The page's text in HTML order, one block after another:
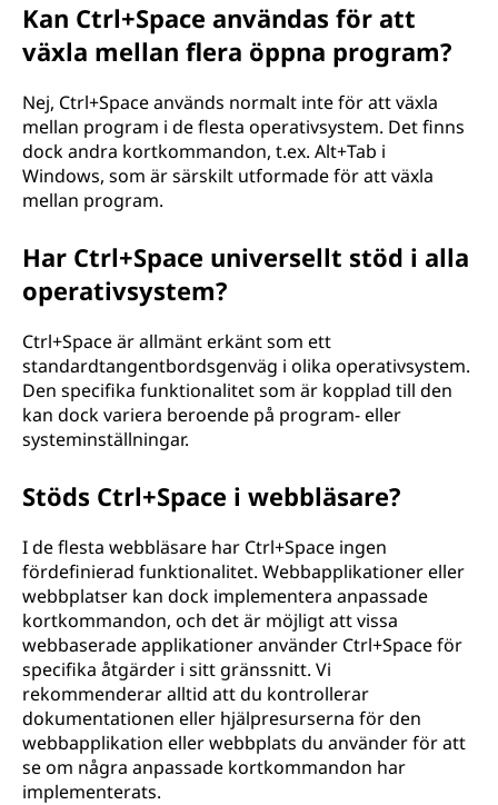
Kan Ctrl+Space användas för att
växla mellan flera öppna program?
Nej, Ctrl+Space används normalt inte för att växla
mellan program i de flesta operativsystem. Det finns
dock andra kortkommandon, t.ex. Alt+Tab i
Windows, som är särskilt utformade för att växla
mellan program.
Har Ctrl+Space universellt stöd i alla
operativsystem?
Ctrl+Space är allmänt erkänt som ett
standardtangentbordsgenväg i olika operativsystem.
Den specifika funktionalitet som är kopplad till den
kan dock variera beroende på program- eller
systeminställningar.
Stöds Ctrl+Space i webbläsare?
I de flesta webbläsare har Ctrl+Space ingen
fördefinierad funktionalitet. Webbapplikationer eller
webbplatser kan dock implementera anpassade
kortkommandon, och det är möjligt att vissa
webbaserade applikationer använder Ctrl+Space för
specifika åtgärder i sitt gränssnitt. Vi
rekommenderar alltid att du kontrollerar
dokumentationen eller hjälpresurserna för den
webbapplikation eller webbplats du använder för att
se om några anpassade kortkommandon har
implementerats.